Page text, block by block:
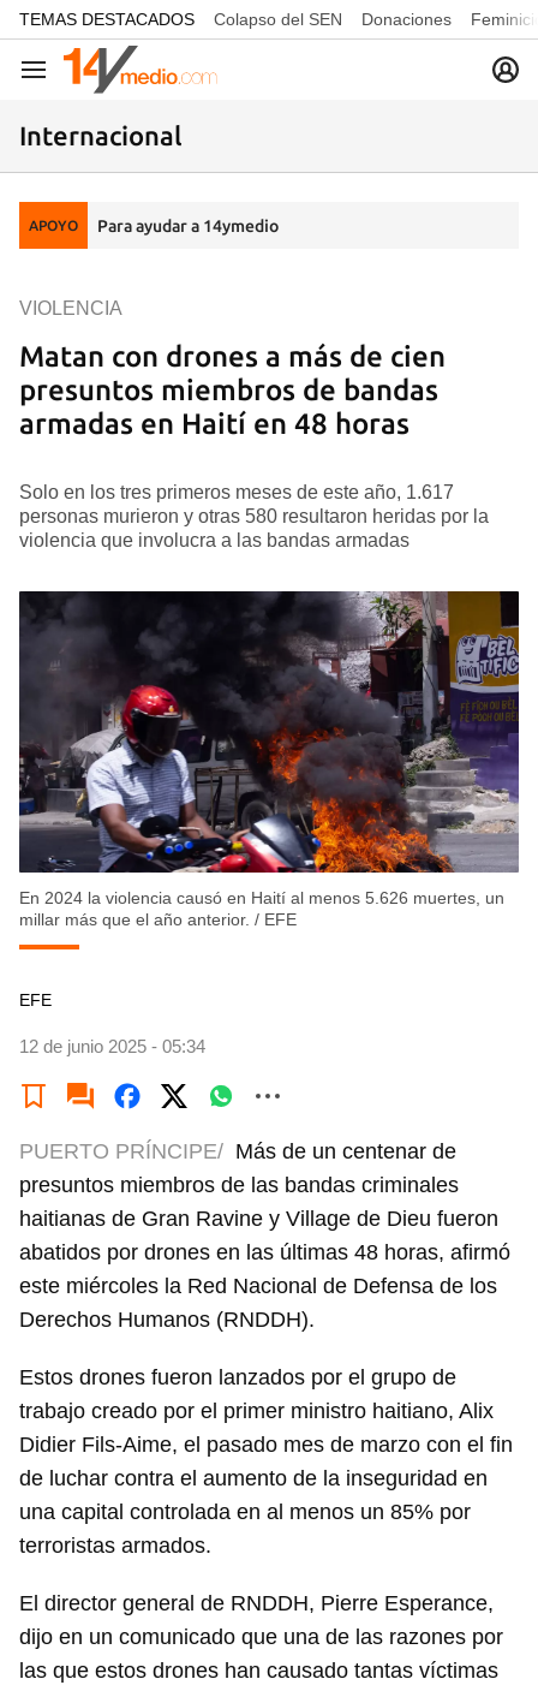
common.go-to-content
TEMAS DESTACADOS Colapso del SEN Donaciones
Navegación
Internacional
APOYO Para ayudar a 14ymedio
Matan con drones a más de cien
presuntos miembros de bandas
armadas en Haití en 48 horas
VIOLENCIA
Solo en los tres primeros meses de este año, 1.617
personas murieron y otras 580 resultaron heridas por la
violencia que involucra a las bandas armadas
En 2024 la violencia causó en Haití al menos 5.626 muertes, un
millar más que el año anterior. / EFE
EFE
12 de junio 2025 - 05:34
PUERTO PRÍNCIPE/ Más de un centenar de
presuntos miembros de las bandas criminales
haitianas de Gran Ravine y Village de Dieu fueron
abatidos por drones en las últimas 48 horas, afirmó
este miércoles la Red Nacional de Defensa de los
Derechos Humanos (RNDDH).
Estos drones fueron lanzados por el grupo de
trabajo creado por el primer ministro haitiano, Alix
Didier Fils-Aime, el pasado mes de marzo con el fin
de luchar contra el aumento de la inseguridad en
una capital controlada en al menos un 85% por
terroristas armados.
El director general de RNDDH, Pierre Esperance,
dijo en un comunicado que una de las razones por
las que estos drones han causado tantas víctimas